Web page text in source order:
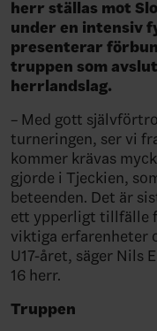
herr ställas mot
under en intensiv
presenterar
truppen som
herrlandslag.
– Med gott
turneringen, ser vi
kommer krävas
gjorde i Tjeckien,
beteenden. Det är
ett ypperligt tillfälle
viktiga erfarenheter
U17-året, säger Nils
16 herr.
Truppen